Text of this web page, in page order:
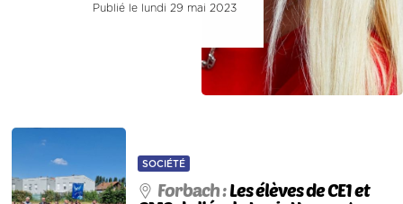
Publié le lundi 29 mai 2023
SOCIÉTÉ
Forbach :Les élèves de CE1 et